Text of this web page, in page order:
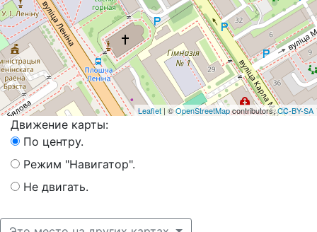
Leaflet | ©OpenStreetMapcontributors,CC-BY-SA
Движение карты:
По центру.
Режим "Навигатор".
Не двигать.